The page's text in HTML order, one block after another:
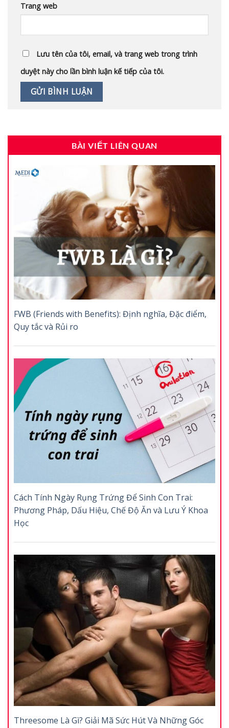
Trang web
Lưu tên của tôi, email, và trang web trong trình
duyệt này cho lần bình luận kế tiếp của tôi.
BÀI VIẾT LIÊN QUAN
FWB (Friends with Benefits): Định nghĩa, Đặc điểm,
Quy tắc và Rủi ro
Cách Tính Ngày Rụng Trứng Để Sinh Con Trai:
Phương Pháp, Dấu Hiệu, Chế Độ Ăn và Lưu Ý Khoa
Học
Threesome Là Gì? Giải Mã Sức Hút Và Những Góc